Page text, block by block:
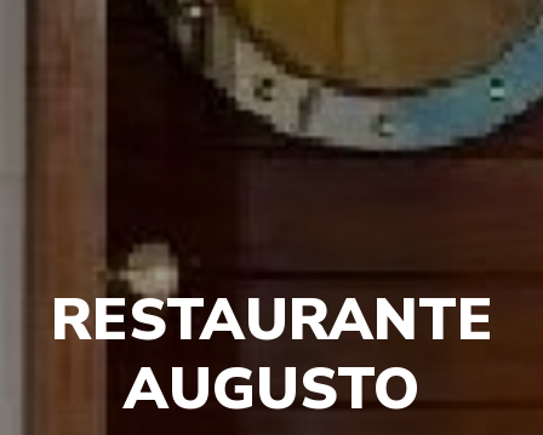
RESTAURANTE
AUGUSTO